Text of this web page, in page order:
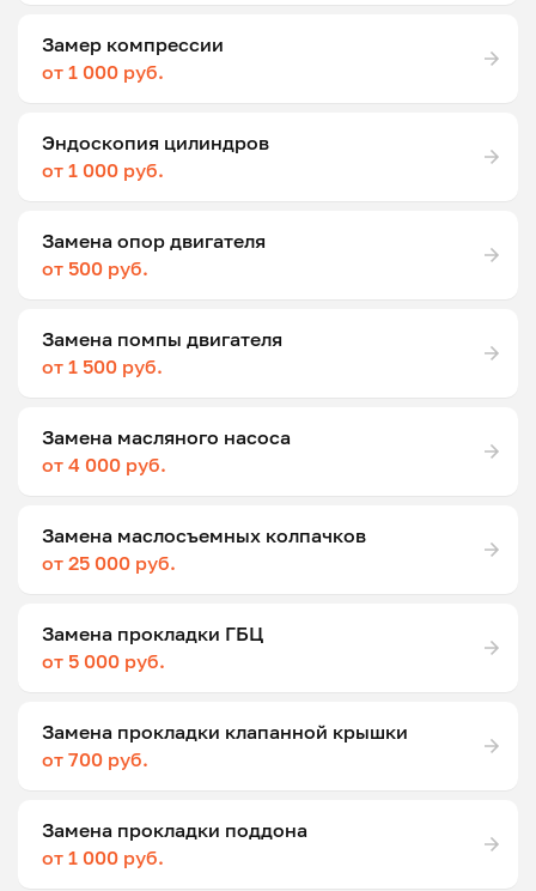
Замер компрессии
от 1 000 руб.
Эндоскопия цилиндров
от 1 000 руб.
Замена опор двигателя
от 500 руб.
Замена помпы двигателя
от 1 500 руб.
Замена масляного насоса
от 4 000 руб.
Замена маслосъемных колпачков
от 25 000 руб.
Замена прокладки ГБЦ
от 5 000 руб.
Замена прокладки клапанной крышки
от 700 руб.
Замена прокладки поддона
от 1 000 руб.